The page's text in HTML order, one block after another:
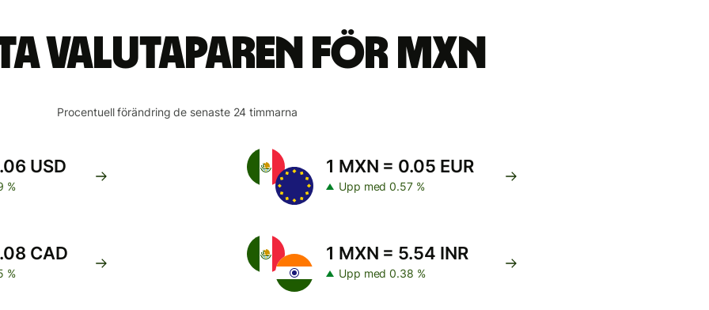
valutaparen för MXN
Procentuell förändring de senaste 24 timmarna
USD
%
1 MXN = 0.05 EUR
Upp med 0.57 %
CAD
%
1 MXN = 5.54 INR
Upp med 0.38 %